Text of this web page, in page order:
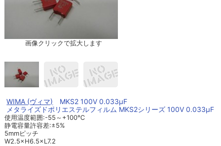
画像クリックで拡大します
WIMA (ヴィマ) MKS2 100V 0.033μF
メタライズドポリエステルフィルム MKS2シリーズ 100V 0.033μF
使用温度範囲:-55～+100℃
静電容量許容差:±5%
5mmピッチ
W2.5×H6.5×L7.2